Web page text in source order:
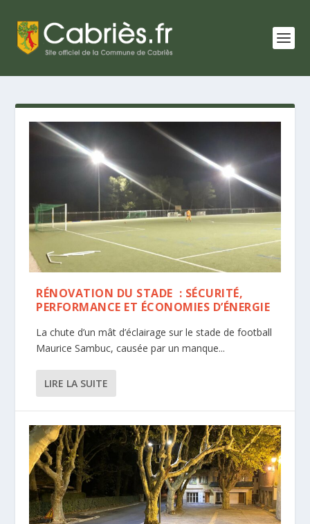
RÉNOVATION DU STADE : SÉCURITÉ,
PERFORMANCE ET ÉCONOMIES D’ÉNERGIE
La chute d’un mât d’éclairage sur le stade de football
Maurice Sambuc, causée par un manque...
LIRE LA SUITE